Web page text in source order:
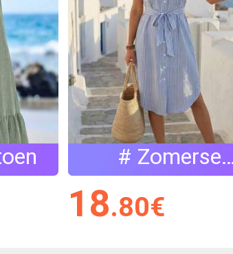
# Zomerse
elegantie
18.80€